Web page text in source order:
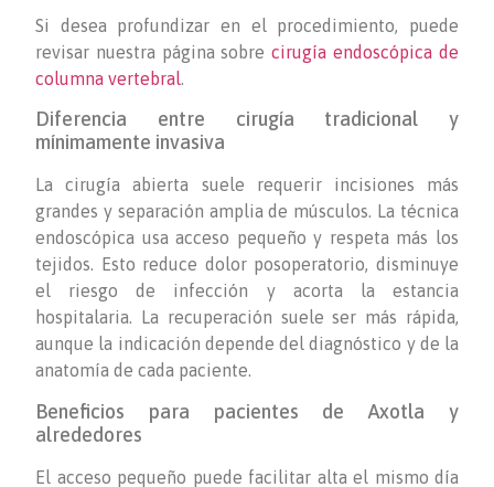
Si desea profundizar en el procedimiento, puede
revisar nuestra página sobrecirugía endoscópica de
columna vertebral.
Diferencia entre cirugía tradicional y
mínimamente invasiva
La cirugía abierta suele requerir incisiones más
grandes y separación amplia de músculos. La técnica
endoscópica usa acceso pequeño y respeta más los
tejidos. Esto reduce dolor posoperatorio, disminuye
el riesgo de infección y acorta la estancia
hospitalaria. La recuperación suele ser más rápida,
aunque la indicación depende del diagnóstico y de la
anatomía de cada paciente.
Beneficios para pacientes de Axotla y
alrededores
El acceso pequeño puede facilitar alta el mismo día